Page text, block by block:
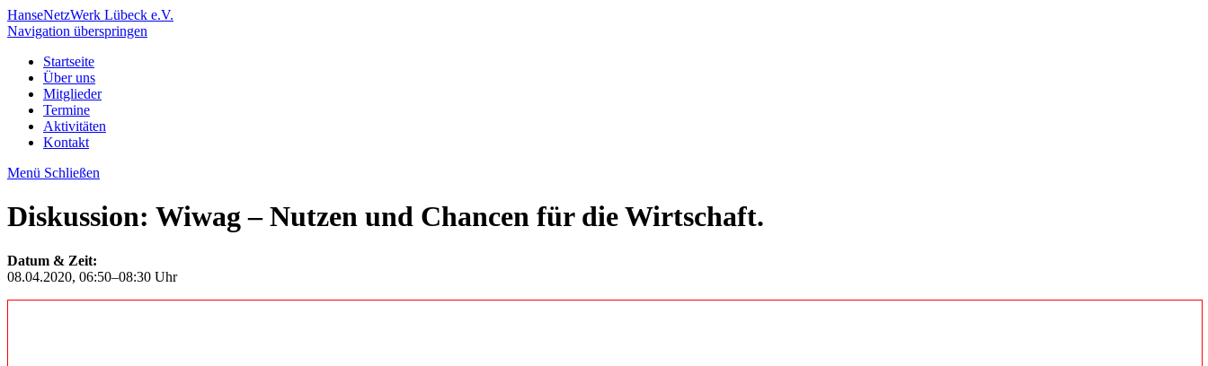
HanseNetzWerk Lübeck e.V.
Navigation überspringen
Startseite
Über uns
Mitglieder
Termine
Aktivitäten
Kontakt
Menü Schließen
Diskussion: Wiwag – Nutzen und Chancen für die Wirtschaft.
Datum & Zeit:
08.04.2020, 06:50–08:30 Uhr